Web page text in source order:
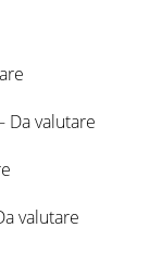
Da valutare
valutare